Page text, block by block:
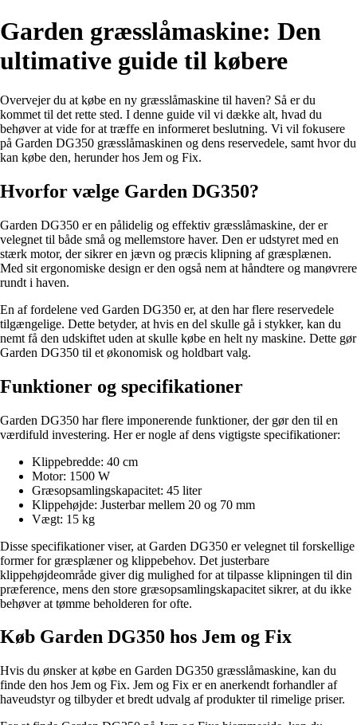
Garden græsslåmaskine: Den
ultimative guide til købere
Overvejer du at købe en ny græsslåmaskine til haven? Så er du
kommet til det rette sted. I denne guide vil vi dække alt, hvad du
behøver at vide for at træffe en informeret beslutning. Vi vil fokusere
på Garden DG350 græsslåmaskinen og dens reservedele, samt hvor du
kan købe den, herunder hos Jem og Fix.
Hvorfor vælge Garden DG350?
Garden DG350 er en pålidelig og effektiv græsslåmaskine, der er
velegnet til både små og mellemstore haver. Den er udstyret med en
stærk motor, der sikrer en jævn og præcis klipning af græsplænen.
Med sit ergonomiske design er den også nem at håndtere og manøvrere
rundt i haven.
En af fordelene ved Garden DG350 er, at den har flere reservedele
tilgængelige. Dette betyder, at hvis en del skulle gå i stykker, kan du
nemt få den udskiftet uden at skulle købe en helt ny maskine. Dette gør
Garden DG350 til et økonomisk og holdbart valg.
Funktioner og specifikationer
Garden DG350 har flere imponerende funktioner, der gør den til en
værdifuld investering. Her er nogle af dens vigtigste specifikationer:
Klippebredde: 40 cm
Motor: 1500 W
Græsopsamlingskapacitet: 45 liter
Klippehøjde: Justerbar mellem 20 og 70 mm
Vægt: 15 kg
Disse specifikationer viser, at Garden DG350 er velegnet til forskellige
former for græsplæner og klippebehov. Det justerbare
klippehøjdeområde giver dig mulighed for at tilpasse klipningen til din
præference, mens den store græsopsamlingskapacitet sikrer, at du ikke
behøver at tømme beholderen for ofte.
Køb Garden DG350 hos Jem og Fix
Hvis du ønsker at købe en Garden DG350 græsslåmaskine, kan du
finde den hos Jem og Fix. Jem og Fix er en anerkendt forhandler af
haveudstyr og tilbyder et bredt udvalg af produkter til rimelige priser.